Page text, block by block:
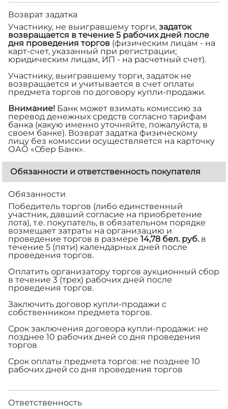
Возврат задатка
Участнику, не выигравшему торги, задаток
возвращается в течение 5 рабочих дней после
дня проведения торгов (физическим лицам - на
карт-счет, указанный при регистрации;
юридическим лицам, ИП - на расчетный счет).
Участнику, выигравшему торги, задаток не
возвращается и учитывается в счет оплаты
предмета торгов по договору купли-продажи.
Внимание! Банк может взимать комиссию за
перевод денежных средств согласно тарифам
банка (какую именно уточняйте, пожалуйста, в
своем банке). Возврат задатка физическому
лицу без комиссии осуществляется на карточку
ОАО «Сбер Банк».
Обязанности и ответственность покупателя
Обязанности
Победитель торгов (либо единственный
участник, давший согласие на приобретение
лота), т.е. покупатель, в обязательном порядке
возмещает затраты на организацию и
проведение торгов в размере 14,78 бел. руб.в
течение 5 (пяти) календарных дней после
проведения торгов.
Оплатить организатору торгов аукционный сбор
в течение 3 (трех) рабочих дней после
проведения торгов.
Заключить договор купли-продажи с
собственником предмета торгов.
Срок заключения договора купли-продажи: не
позднее 10 рабочих дней со дня проведения
торгов
Срок оплаты предмета торгов: не позднее 10
рабочих дней со дня проведения торгов
Ответственность